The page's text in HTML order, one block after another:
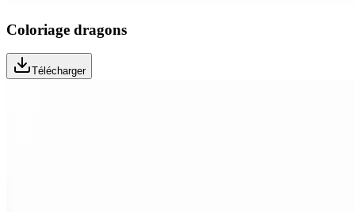
Coloriage dragons
Télécharger